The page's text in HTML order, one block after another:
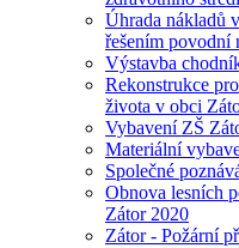
Úhrada nákladů
řešením povodní
Výstavba
Rekonstrukce
života v obci
Vybavení ZŠ
Materiální
Společné
Obnova lesních
Zátor 2020
Zátor - Požární